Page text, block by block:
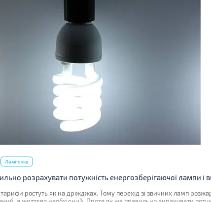
Лампочка
розрахувати потужність енергозберігаючої лампи і
тарифи ростуть як на дріжджах. Тому перехід зi звичних ламп